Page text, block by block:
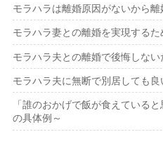
モラハラは離婚原因がないから離
モラハラ妻との離婚を実現するた
モラハラ夫との離婚で後悔しない
モラハラ夫に無断で別居しても
「誰のおかげで飯が食えている
の具体例～